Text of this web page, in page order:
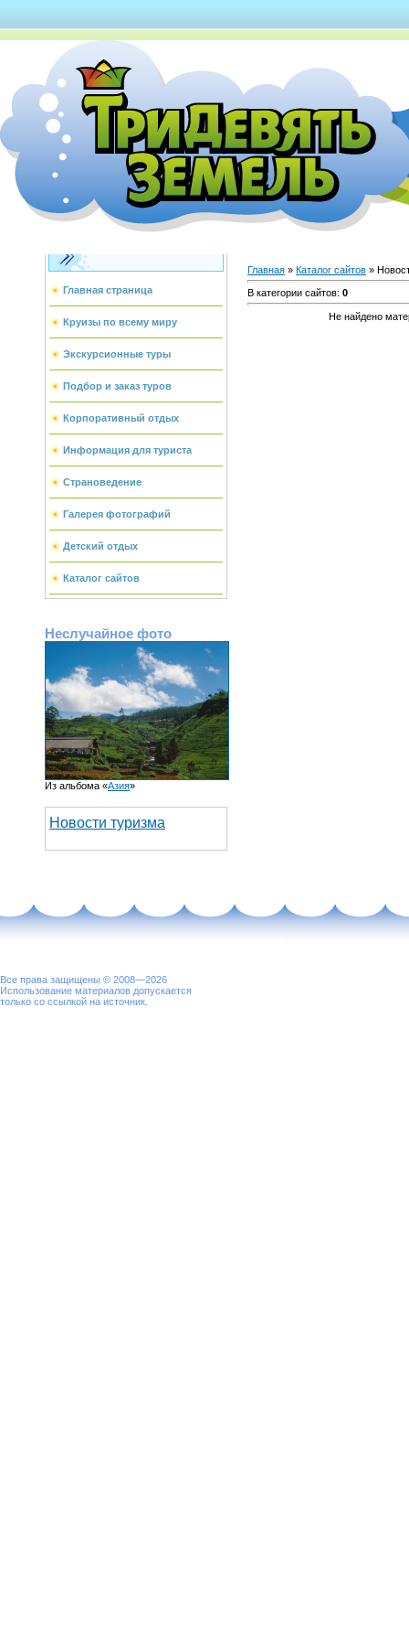
Главная страница
Круизы по всему миру
Экскурсионные туры
Подбор и заказ туров
Корпоративный отдых
Информация для туриста
Страноведение
Галерея фотографий
Детский отдых
Каталог сайтов
Неслучайное фото
Из альбома «Азия»
Новости туризма
Главная » Каталог сайтов »
В категории сайтов: 0
Не найдено
Все права защищены © 2008—2026
Использование материалов допускается
только со ссылкой на источник.